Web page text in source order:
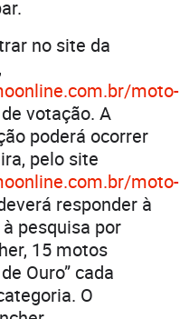
no site da
moto-
votação. A
poderá ocorrer
pelo site
moto-
responder à
pesquisa por
15 motos
Ouro” cada
O